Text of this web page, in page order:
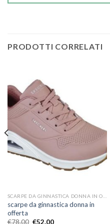
PRODOTTI CORRELATI
scarpe da ginnastica donna in
offerta
€78.00 €52.00